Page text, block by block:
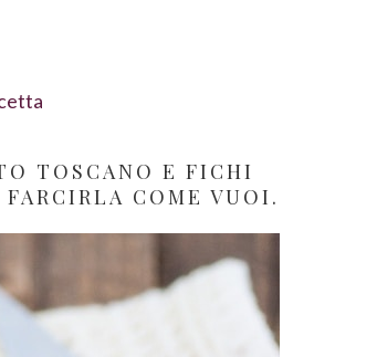
TOSCANO E FICHI
COME VUOI.